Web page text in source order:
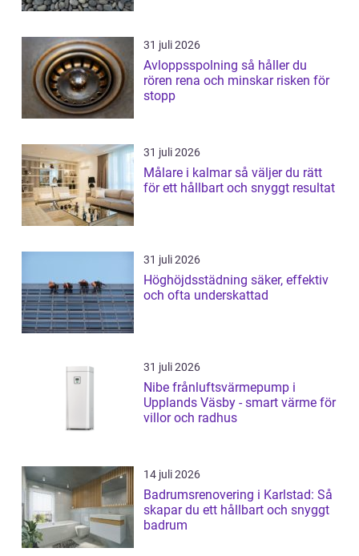
31 juli 2026
Avloppsspolning så håller du
rören rena och minskar risken för
stopp
31 juli 2026
Målare i kalmar så väljer du rätt
för ett hållbart och snyggt resultat
31 juli 2026
Höghöjdsstädning säker, effektiv
och ofta underskattad
31 juli 2026
Nibe frånluftsvärmepump i
Upplands Väsby - smart värme för
villor och radhus
14 juli 2026
Badrumsrenovering i Karlstad: Så
skapar du ett hållbart och snyggt
badrum